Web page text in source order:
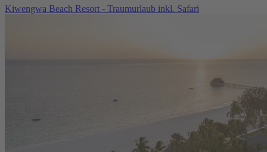
Kiwengwa Beach Resort - Traumurlaub inkl. Safari